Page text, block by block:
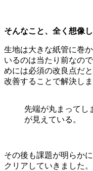
そんなこと、全く想像
生地は大きな紙管に巻
いるのは当たり前なので
めには必須の改良点だ
改善することで解決しま
先端が丸まってし
が見えている。
その後も課題が明らか
クリアしていきました